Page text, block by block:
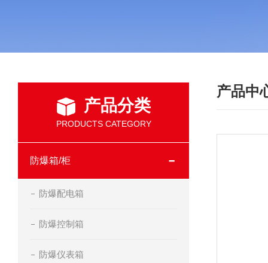
产品分类
PRODUCTS CATEGORY
防爆箱/柜
防爆配电箱
防爆控制箱
防爆仪表箱
产品中